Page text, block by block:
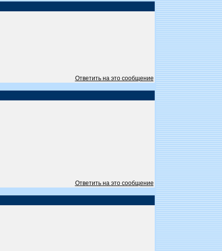
Ответить на это сообщение
Ответить на это сообщение